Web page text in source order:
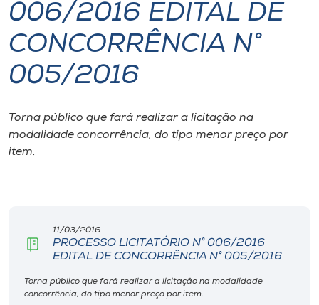
Diplomados
Cultura
CPA
Biblioteca
Rádio
Museu
006/2016 EDITAL DE
CONCORRÊNCIA N°
005/2016
Torna público que fará realizar a licitação na
modalidade concorrência, do tipo menor preço por
item.
11/03/2016
PROCESSO LICITATÓRIO N° 006/2016
EDITAL DE CONCORRÊNCIA N° 005/2016
Torna público que fará realizar a licitação na modalidade
concorrência, do tipo menor preço por item.